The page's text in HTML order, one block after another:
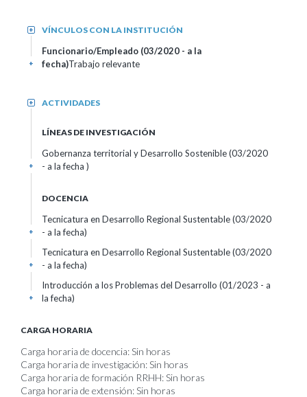
VÍNCULOS CON LA INSTITUCIÓN
+
Funcionario/Empleado (03/2020 - a la
fecha)Trabajo relevante
+
ACTIVIDADES
+
LÍNEAS DE INVESTIGACIÓN
Gobernanza territorial y Desarrollo Sostenible (03/2020
- a la fecha )
+
DOCENCIA
Tecnicatura en Desarrollo Regional Sustentable (03/2020
- a la fecha)
+
Tecnicatura en Desarrollo Regional Sustentable (03/2020
- a la fecha)
+
Introducción a los Problemas del Desarrollo (01/2023 - a
la fecha)
+
CARGA HORARIA
Carga horaria de docencia: Sin horas
Carga horaria de investigación: Sin horas
Carga horaria de formación RRHH: Sin horas
Carga horaria de extensión: Sin horas